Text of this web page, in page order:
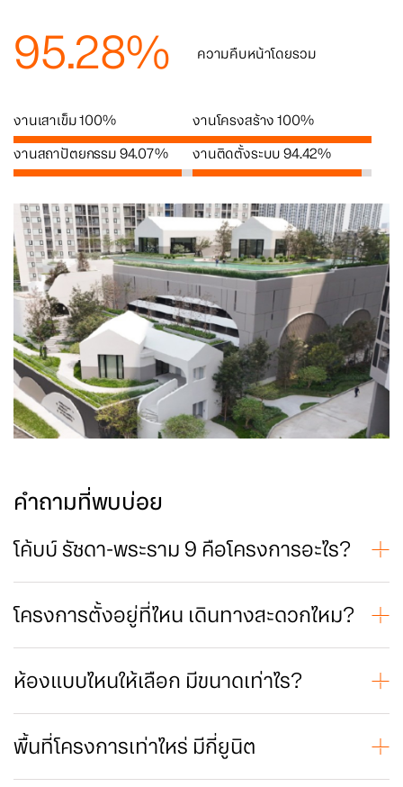
95.28% ความคืบหน้าโดยรวม
งานเสาเข็ม100% งานโครงสร้าง 100%
งานสถาปัตยกรรม 94.07% งานติดตั้งระบบ 94.42%
คำถามที่พบบ่อย
โค้บบ์ รัชดา-พระราม 9 คือโครงการอะไร?
ภายใต้คอนเซ็ปต์ “CO-BEING Community” เหมาะสำหรับคนเมือง
รุ่นใหม่ที่มองหาที่พักทันสมัย ใกล้ทุกสิ่งอำนวยความสะดวก และ
พร้อมสำหรับไลฟ์สไตล์คนทำงานเมือง
โครงการตั้งอยู่ที่ไหน เดินทางสะดวกไหม?
ถึงถนนสายหลักได้หลายเส้น เหมาะทั้งคนที่เดินทางเข้าเมืองและคน
ที่ทำงานย่านรัชดา–พระราม 9
ห้องแบบไหนให้เลือก มีขนาดเท่าไร?
1-Bedroom (≈ 30–34 ตร.ม.)
1-Bedroom Plus (≈ 35–40 ตร.ม.)
2-Bedroom (≈ 50–72 ตร.ม.)
พื้นที่โครงการเท่าไหร่ มีกี่ยูนิต